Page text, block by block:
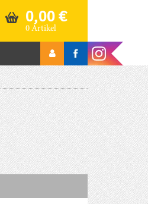
0,00€
0 Artikel